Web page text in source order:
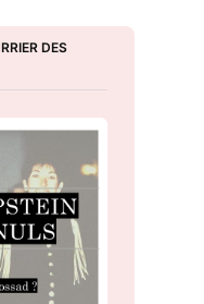
DES